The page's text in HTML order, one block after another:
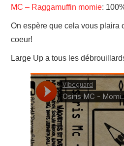
MC – Raggamuffin momie:
On espère que cela vous plaira
coeur!
Large Up a tous les